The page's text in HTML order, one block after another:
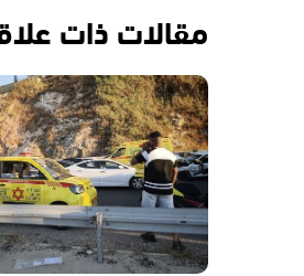
مقالات ذات